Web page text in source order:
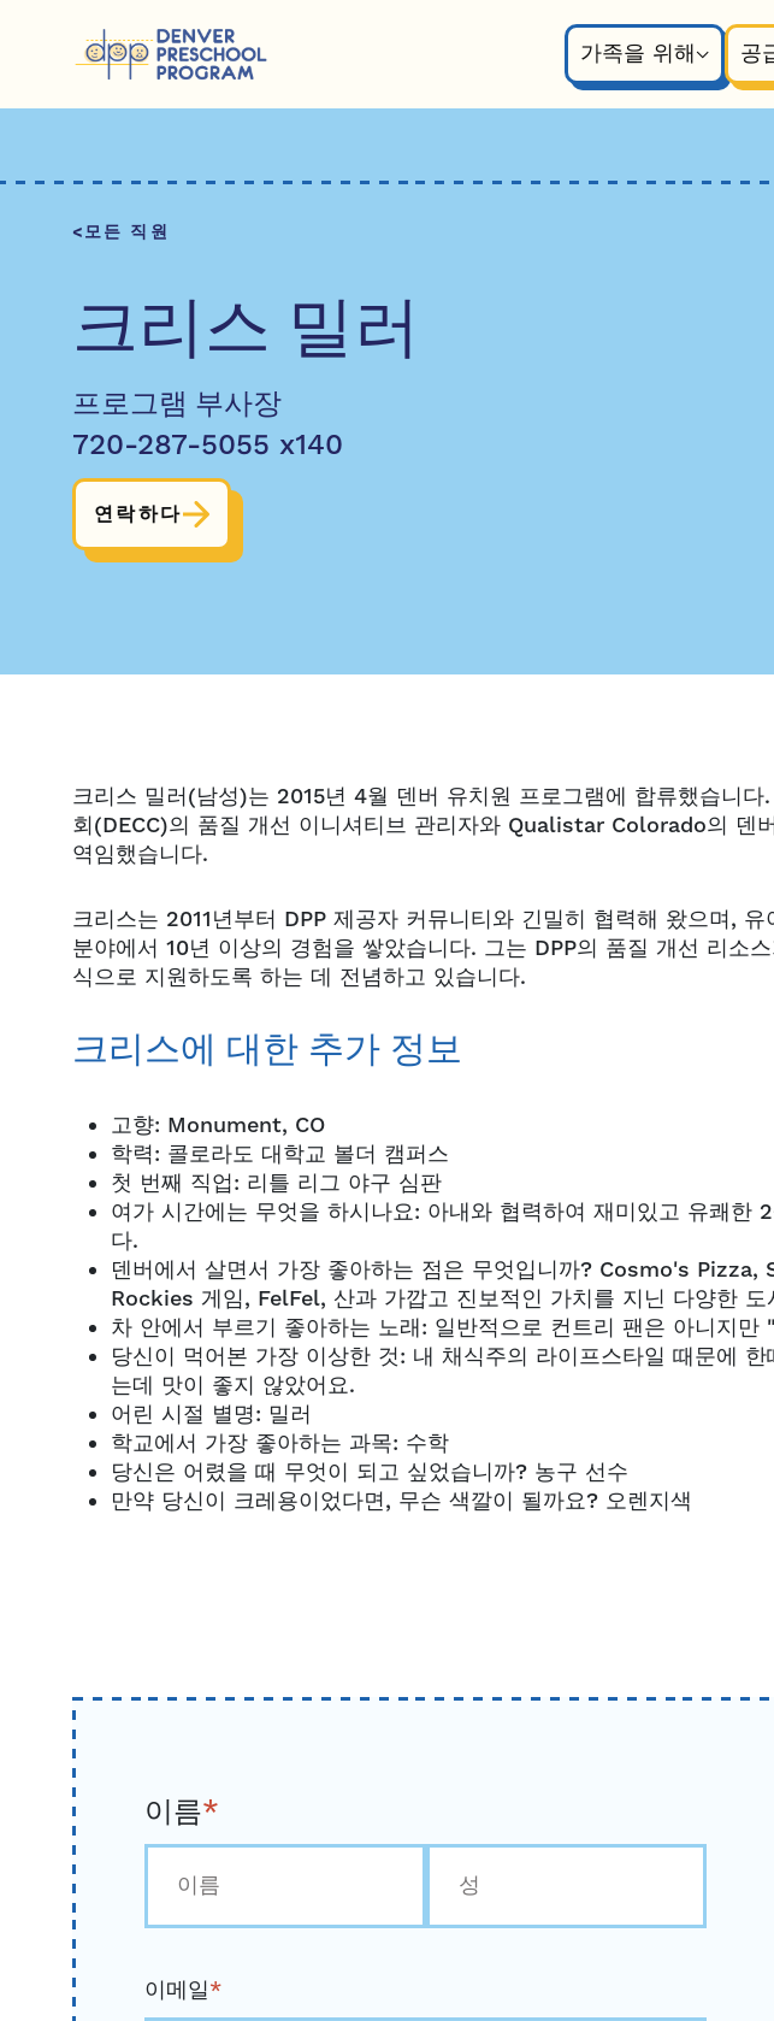
가족을 위해
공
모든 직원
크리스 밀러
프로그램 부사장
720-287-5055 x140
연락하다
크리스 밀러(남성)는 2015년 4월 덴버 유치원 프로그램에 합류했습니
회(DECC)의 품질 개선 이니셔티브 관리자와 Qualistar Colorado의 덴
역임했습니다.
크리스는 2011년부터 DPP 제공자 커뮤니티와 긴밀히 협력해 왔으며,
분야에서 10년 이상의 경험을 쌓았습니다. 그는 DPP의 품질 개선 리소
식으로 지원하도록 하는 데 전념하고 있습니다.
크리스에 대한 추가 정보
고향: Monument, CO
학력: 콜로라도 대학교 볼더 캠퍼스
첫 번째 직업: 리틀 리그 야구 심판
여가 시간에는 무엇을 하시나요: 아내와 협력하여 재미있고 유쾌한
다.
덴버에서 살면서 가장 좋아하는 점은 무엇입니까? Cosmo's
Rockies 게임, FelFel, 산과 가깝고 진보적인 가치를 지닌 다양한 도
차 안에서 부르기 좋아하는 노래: 일반적으로 컨트리 팬은 아니지
당신이 먹어본 가장 이상한 것: 내 채식주의 라이프스타일 때문에
는데 맛이 좋지 않았어요.
어린 시절 별명: 밀러
학교에서 가장 좋아하는 과목: 수학
당신은 어렸을 때 무엇이 되고 싶었습니까? 농구 선수
만약 당신이 크레용이었다면, 무슨 색깔이 될까요? 오렌지색
이름*
째
이메일*